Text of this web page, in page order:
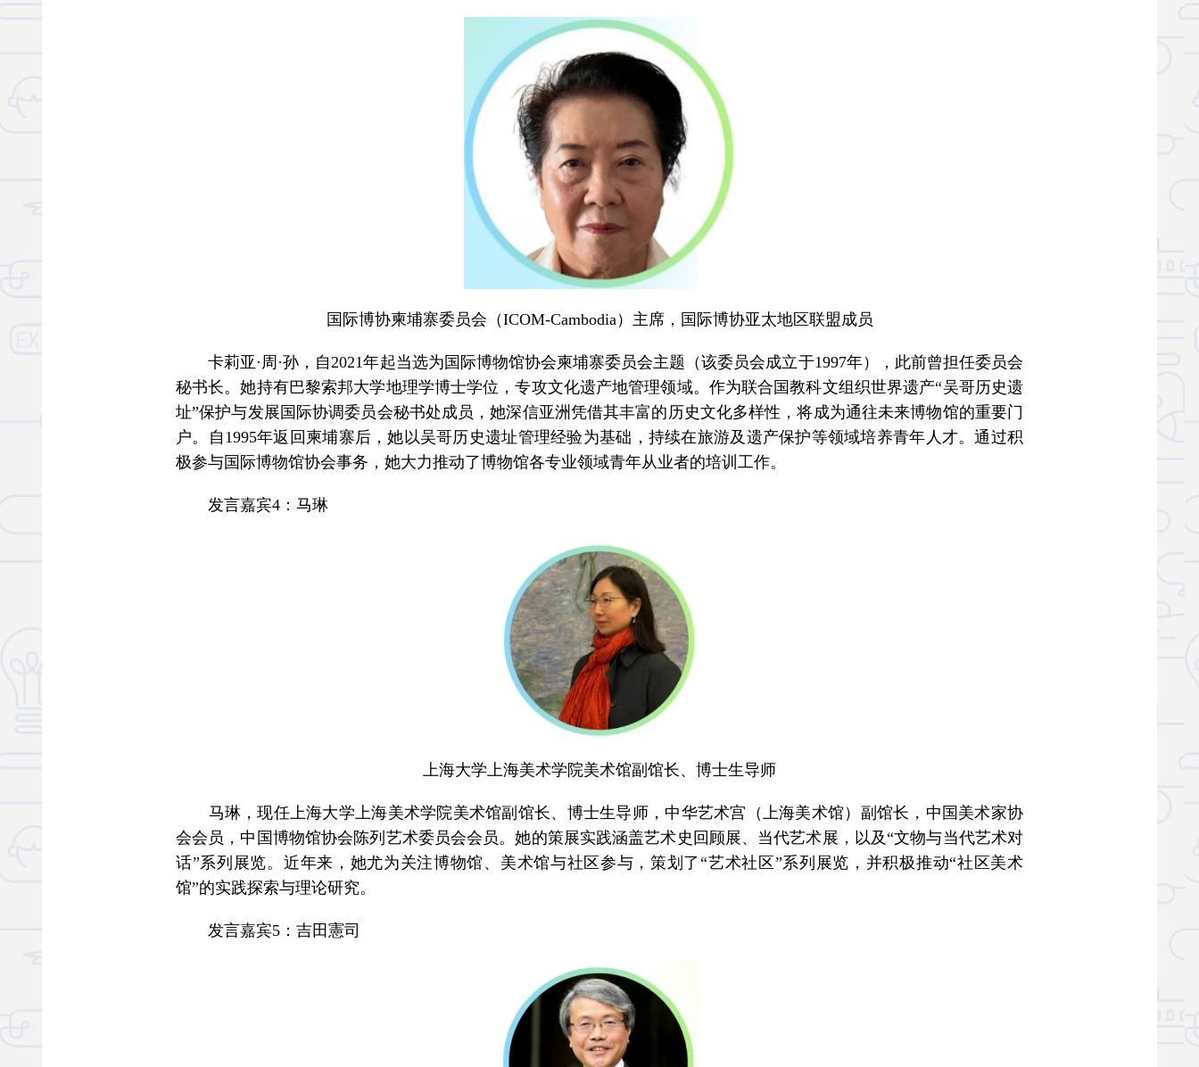
国际博协柬埔寨委员会（ICOM-Cambodia）主席，国际博协亚太地区联盟成员
卡莉亚·周·孙，自2021年起当选为国际博物馆协会柬埔寨委员会主题（该委员会成立于1997年），此前曾担任委员会
秘书长。她持有巴黎索邦大学地理学博士学位，专攻文化遗产地管理领域。作为联合国教科文组织世界遗产“吴哥历史遗
址”保护与发展国际协调委员会秘书处成员，她深信亚洲凭借其丰富的历史文化多样性，将成为通往未来博物馆的重要门
户。自1995年返回柬埔寨后，她以吴哥历史遗址管理经验为基础，持续在旅游及遗产保护等领域培养青年人才。通过积
极参与国际博物馆协会事务，她大力推动了博物馆各专业领域青年从业者的培训工作。
发言嘉宾4：马琳
上海大学上海美术学院美术馆副馆长、博士生导师
马琳，现任上海大学上海美术学院美术馆副馆长、博士生导师，中华艺术宫（上海美术馆）副馆长，中国美术家协
会会员，中国博物馆协会陈列艺术委员会会员。她的策展实践涵盖艺术史回顾展、当代艺术展，以及“文物与当代艺术对
话”系列展览。近年来，她尤为关注博物馆、美术馆与社区参与，策划了“艺术社区”系列展览，并积极推动“社区美术
馆”的实践探索与理论研究。
发言嘉宾5：吉田憲司